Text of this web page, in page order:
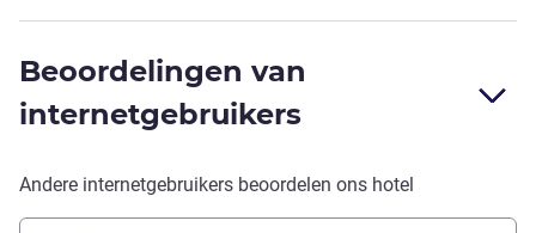
Beoordelingen van
internetgebruikers
Andere internetgebruikers beoordelen ons hotel